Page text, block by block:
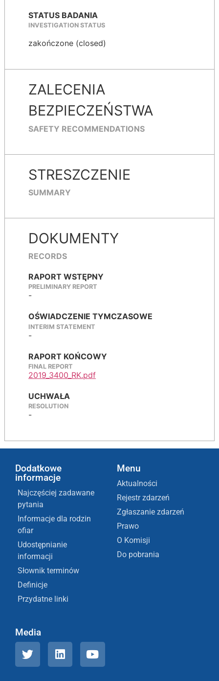
STATUS BADANIA
INVESTIGATION STATUS
zakończone (closed)
ZALECENIA
BEZPIECZEŃSTWA
SAFETY RECOMMENDATIONS
STRESZCZENIE
SUMMARY
DOKUMENTY
RECORDS
RAPORT WSTĘPNY
PRELIMINARY REPORT
-
OŚWIADCZENIE TYMCZASOWE
INTERIM STATEMENT
-
RAPORT KOŃCOWY
FINAL REPORT
2019_3400_RK.pdf
UCHWAŁA
RESOLUTION
-
Dodatkowe
informacje
Najczęściej zadawane
pytania
Informacje dla rodzin
ofiar
Udostępnianie
informacji
Słownik terminów
Definicje
Przydatne linki
Menu
Aktualności
Rejestr zdarzeń
Zgłaszanie zdarzeń
Prawo
O Komisji
Do pobrania
Media